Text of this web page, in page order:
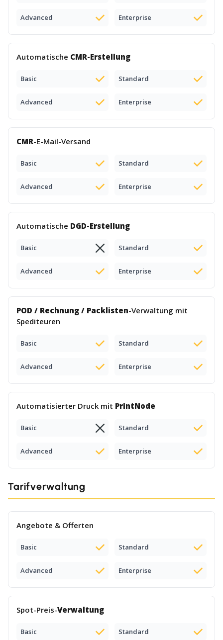
Advanced Enterprise
Automatische CMR-Erstellung
Basic Standard
Advanced Enterprise
CMR-E-Mail-Versand
Basic Standard
Advanced Enterprise
Automatische DGD-Erstellung
Basic Standard
Advanced Enterprise
POD / Rechnung / Packlisten-Verwaltung mit
Spediteuren
Basic Standard
Advanced Enterprise
Automatisierter Druck mit PrintNode
Basic Standard
Advanced Enterprise
Tarifverwaltung
Angebote & Offerten
Basic Standard
Advanced Enterprise
Spot-Preis-Verwaltung
Basic Standard